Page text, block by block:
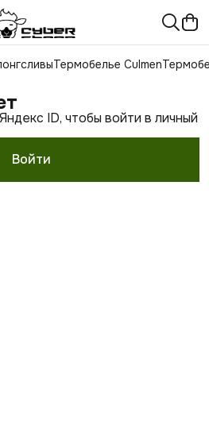
Термобелье Culmen
ID, чтобы войти в личный
Войти